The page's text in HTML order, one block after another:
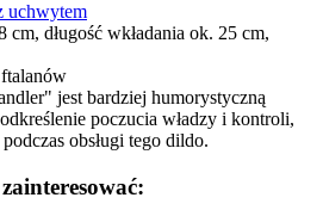
uchwytem
cm, długość wkładania ok. 25 cm,
jest bardziej humorystyczną
poczucia władzy i kontroli,
obsługi tego dildo.